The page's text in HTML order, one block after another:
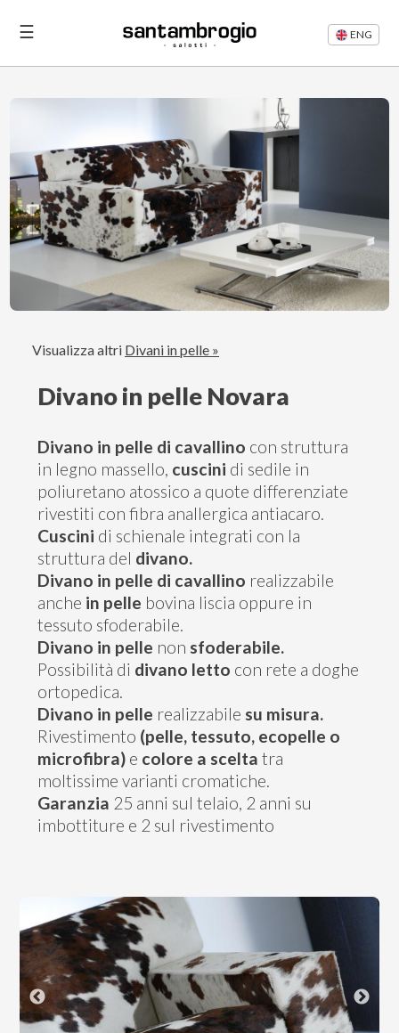
☰
Divani
Rifacimento
Divani
Articoli
Area
Riservata
Contatti
ENG
Visualizza altri Divani in pelle »
Divano in pelle Novara
Divano in pelle di cavallino con struttura
in legno massello, cuscini di sedile in
poliuretano atossico a quote differenziate
rivestiti con fibra anallergica antiacaro.
Cuscini di schienale integrati con la
struttura del divano.
Divano in pelle di cavallino realizzabile
anche in pelle bovina liscia oppure in
tessuto sfoderabile.
Divano in pelle non sfoderabile.
Possibilità di divano letto con rete a doghe
ortopedica.
Divano in pelle realizzabile su misura.
Rivestimento (pelle, tessuto, ecopelle o
microfibra) e colore a scelta tra
moltissime varianti cromatiche.
Garanzia 25 anni sul telaio, 2 anni su
imbottiture e 2 sul rivestimento